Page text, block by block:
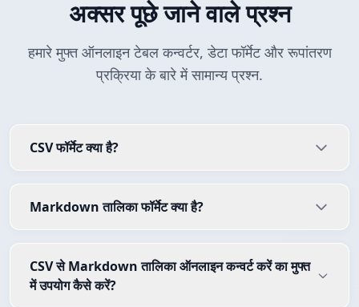
अक्सर पूछे जाने वाले प्रश्न
हमारे मुफ्त ऑनलाइन टेबल कन्वर्टर, डेटा फॉर्मेट और रूपांतरण
प्रक्रिया के बारे में सामान्य प्रश्न.
CSV फॉर्मेट क्या है?
Markdown तालिका फॉर्मेट क्या है?
CSV से Markdown तालिका ऑनलाइन कन्वर्ट करें का मुफ्त
में उपयोग कैसे करें?